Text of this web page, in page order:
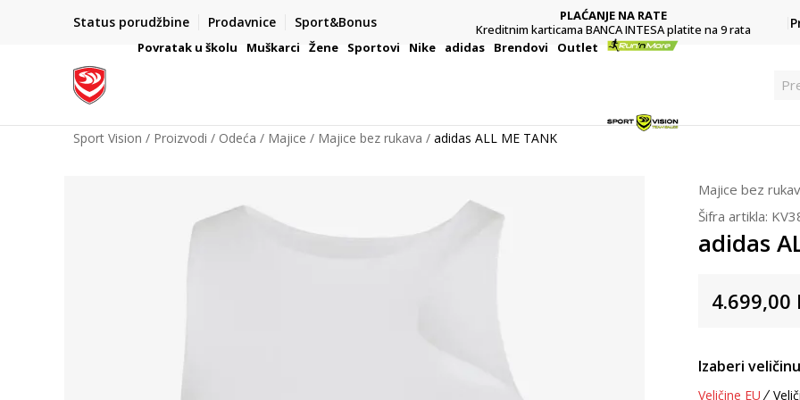
Status porudžbine Prodavnice Sport&Bonus
VAŽNO OBAVEŠTENJE ZA POTROŠAČE
PLAĆANJE NA RATE
Kreditnim karticama BANCA INTESA platite na 9 rata
Povratak u školu Muškarci Žene Sportovi Nike adidas Brendovi Outlet
Sport Vision Proizvodi Odeća Majice Majice bez rukava adidas ALL ME TANK
Majice bez
Šifra artikla:
adidas
4.699,00
Izaberi
Veličine EU